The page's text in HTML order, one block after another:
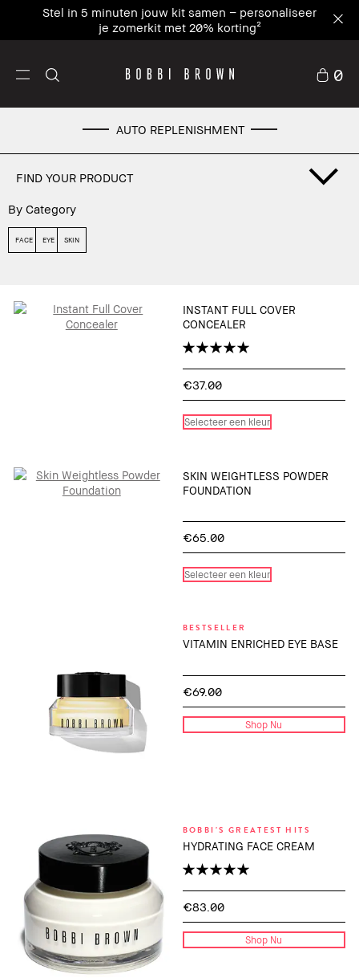
Stel in 5 minuten jouw kit samen – personaliseer
je zomerkit met 20% korting²
0
AUTO REPLENISHMENT
FIND YOUR PRODUCT
By Category
FACE EYE SKIN
INSTANT FULL COVER
CONCEALER
€37.00
Selecteer een kleur
SKIN WEIGHTLESS POWDER
FOUNDATION
€65.00
Selecteer een kleur
BESTSELLER
VITAMIN ENRICHED EYE BASE
€69.00
Shop Nu
BOBBI'S GREATEST HITS
HYDRATING FACE CREAM
€83.00
Shop Nu